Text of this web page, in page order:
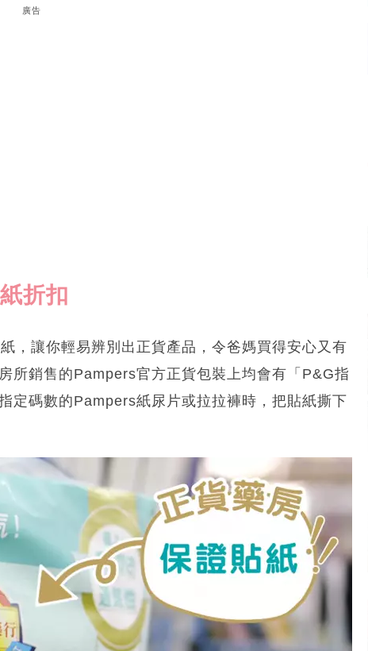
廣告
折扣
，讓你輕易辨別出正貨產品，令爸媽買得安心又有
所銷售的Pampers官方正貨包裝上均會有「P&G指
定碼數的Pampers紙尿片或拉拉褲時，把貼紙撕下